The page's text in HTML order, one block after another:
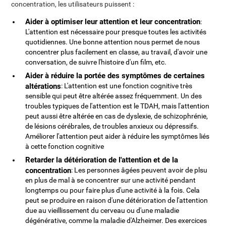
concentration, les utilisateurs puissent :
Aider à optimiser leur attention et leur concentration:
L'attention est nécessaire pour presque toutes les activités
quotidiennes. Une bonne attention nous permet de nous
concentrer plus facilement en classe, au travail, d'avoir une
conversation, de suivre l'histoire d'un film, etc.
Aider à réduire la portée des symptômes de certaines
altérations: L'attention est une fonction cognitive très
sensible qui peut être altérée assez fréquemment. Un des
troubles typiques de l'attention est le TDAH, mais l'attention
peut aussi être altérée en cas de dyslexie, de schizophrénie,
de lésions cérébrales, de troubles anxieux ou dépressifs.
Améliorer l'attention peut aider à réduire les symptômes liés
à cette fonction cognitive
Retarder la détérioration de l'attention et de la
concentration: Les personnes âgées peuvent avoir de plsu
en plus de mal à se concentrer sur une activité pendant
longtemps ou pour faire plus d'une activité à la fois. Cela
peut se produire en raison d'une détérioration de l'attention
due au vieillissement du cerveau ou d'une maladie
dégénérative, comme la maladie d'Alzheimer. Des exercices